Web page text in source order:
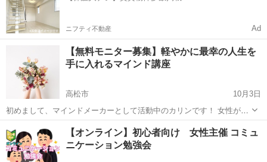
ニフティ不動産 Ad
【無料モニター募集】軽やかに最幸の人生を
手に入れるマインド講座
高松市
10月3日
初めまして、マインドメーカーとして活動中のカリンです！ 女性がも
っともっと豊かに幸せになれるお手伝いをしようと思いモニター協力
くださる方募集します‼️ あなたの周りに 🌼なぜか運がいい女性 🌼なぜ
かいつも幸せそうな女性...
生活知識 無料
【オンライン】初心者向け 女性主催 コミュ
ニケーション勉強会